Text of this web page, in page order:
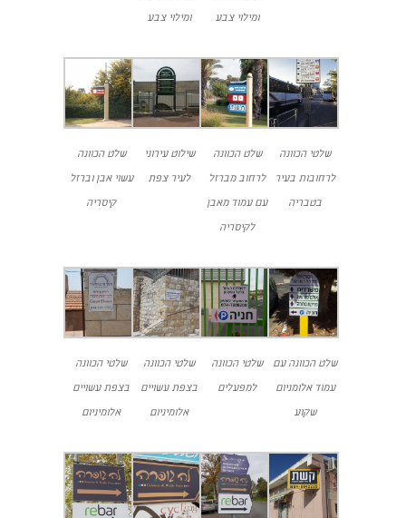
ומילוי צבע
ומילוי צבע
שלטי הכוונה
לרחובות בעיר
בטבריה
שלט הכוונה
לרחוב מברזל
עם עמוד מאבן
לקיסריה
שילוט עירוני
לעיר צפת
שלט הכוונה
עשוי אבן וברזל
קיסריה
שלט הכוונה עם
עמוד אלומניום
שקוע
שלטי הכוונה
למפעלים
שלטי הכוונה
בצפת עשויים
אלומיניום
שלטי הכוונה
בצפת עשויים
אלומיניום